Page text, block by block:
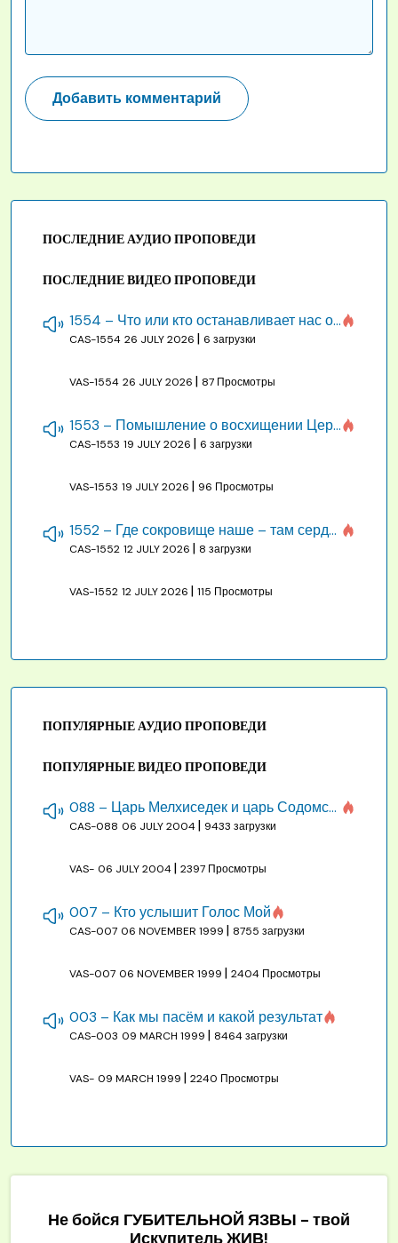
ПОСЛЕДНИЕ АУДИО ПРОПОВЕДИ
ПОСЛЕДНИЕ ВИДЕО ПРОПОВЕДИ
1554 – Что или кто останавливает нас от созидания строения Божия
CAS-1554 26 JULY 2026 | 6 загрузки
VAS-1554 26 JULY 2026 | 87 Просмотры
1553 – Помышление о восхищении Церкви на бракосочетании, во всякое время
CAS-1553 19 JULY 2026 | 6 загрузки
VAS-1553 19 JULY 2026 | 96 Просмотры
1552 – Где сокровище наше – там сердце, там помышления
CAS-1552 12 JULY 2026 | 8 загрузки
VAS-1552 12 JULY 2026 | 115 Просмотры
ПОПУЛЯРНЫЕ АУДИО ПРОПОВЕДИ
ПОПУЛЯРНЫЕ ВИДЕО ПРОПОВЕДИ
088 – Царь Мелхиседек и царь Содомский
CAS-088 06 JULY 2004| 9433 загрузки
VAS- 06 JULY 2004| 2397 Просмотры
007 – Кто услышит Голос Мой
CAS-007 06 NOVEMBER 1999 | 8755 загрузки
VAS-007 06 NOVEMBER 1999 | 2404 Просмотры
003 – Как мы пасём и какой результат
CAS-003 09 MARCH 1999 | 8464 загрузки
VAS- 09 MARCH 1999 | 2240 Просмотры
Не бойся ГУБИТЕЛЬНОЙ ЯЗВЫ - твой
Искупитель ЖИВ!